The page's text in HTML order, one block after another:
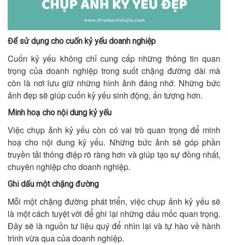
Để sử dụng cho cuốn kỷ yếu doanh nghiệp
Cuốn kỷ yếu không chỉ cung cấp những thông tin quan
trọng của doanh nghiệp trong suốt chặng đường dài mà
còn là nơi lưu giữ những hình ảnh đáng nhớ. Những bức
ảnh đẹp sẽ giúp cuốn kỷ yếu sinh động, ấn tượng hơn.
Minh hoạ cho nội dung kỷ yếu
Việc chụp ảnh kỷ yếu còn có vai trò quan trọng để minh
hoạ cho nội dung kỷ yếu. Những bức ảnh sẽ góp phần
truyền tải thông điệp rõ ràng hơn và giúp tạo sự đồng nhất,
chuyên nghiệp cho doanh nghiệp.
Ghi dấu một chặng đường
Mỗi một chặng đường phát triển, việc chụp ảnh kỷ yếu sẽ
là một cách tuyệt vời để ghi lại những dấu mốc quan trọng.
Đây sẽ là nguồn tư liệu quý để nhìn lại và tự hào về hành
trình vừa qua của doanh nghiệp.